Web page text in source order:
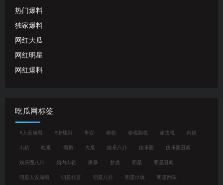
热门爆料
独家爆料
网红大瓜
网红明星
网红爆料
吃瓜网标签
#人设崩塌 #潜规则 争议 偷税 偷税漏税 偷逃税 内娱
出轨 吃瓜 塌房 大瓜 娱乐八卦 娱乐圈 娱乐圈丑闻
娱乐圈八卦 婚内出轨 家暴 抄袭 明星 明星丑闻
明星人设崩塌 明星代言 明星八卦 明星出轨 明星翻车